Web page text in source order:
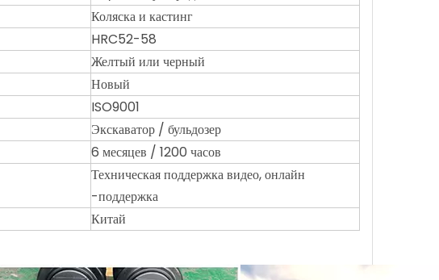
Коляска и кастинг
HRC52-58
Желтый или черный
Новый
ISO9001
Экскаватор / бульдозер
6 месяцев / 1200 часов
Техническая поддержка видео, онлайн
-поддержка
Китай